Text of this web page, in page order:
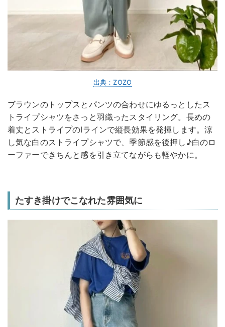
出典：ZOZO
ブラウンのトップスとパンツの合わせにゆるっとしたス
トライプシャツをさっと羽織ったスタイリング。長めの
着丈とストライプのIラインで縦長効果を発揮します。涼
し気な白のストライプシャツで、季節感を後押し♪白のロ
ーファーできちんと感を引き立てながらも軽やかに。
たすき掛けでこなれた雰囲気に